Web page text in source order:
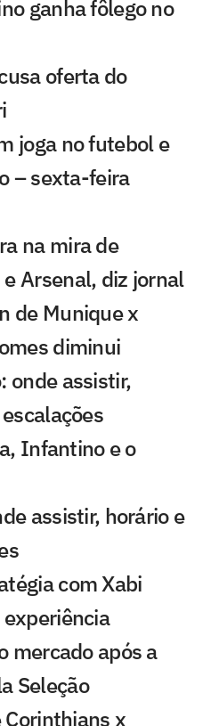
ganha fôlego no
oferta do
joga no futebol e
– sexta-feira
na mira de
Arsenal, diz jornal
de Munique x
diminui
onde assistir,
Infantino e o
assistir, horário e
com Xabi
mercado após a
Seleção
Corinthians x